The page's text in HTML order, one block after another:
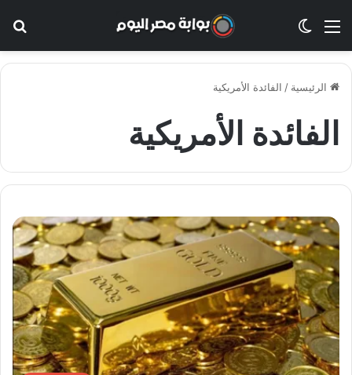
القائمة الوضع المظلم
الرئيسية / الفائدة الأمريكية
الفائدة الأمريكية